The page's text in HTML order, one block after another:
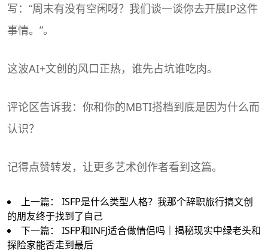
写：“周末有没有空闲呀？我们谈一谈你去开展IP这件
事情。”。
这波AI+文创的风口正热，谁先占坑谁吃肉。
评论区告诉我：你和你的MBTI搭档到底是因为什么而
认识？
记得点赞转发，让更多艺术创作者看到这篇。
上一篇： ISFP是什么类型人格？我那个辞职旅行搞文创
的朋友终于找到了自己
下一篇： ISFP和INFJ适合做情侣吗｜揭秘现实中绿老头和
探险家能否走到最后